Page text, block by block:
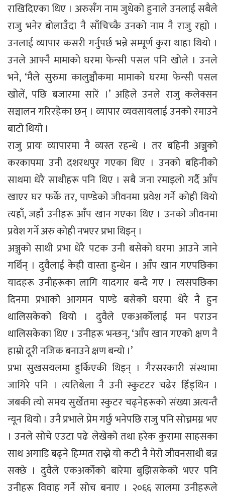
राखिदिएका थिए । अरुसँग नाम जुधेको हुनाले उनलाई सबैले
राजु भनेर बोलाउँदा नै साँचिच्कै उनको नाम नै राजु रह्यो ।
उनलाई व्यापार कसरी गर्नुपर्छ भन्ने सम्पूर्ण कुरा थाहा थियो ।
उनले आफ्नै मामाको घरमा फेन्सी पसल पनि खोले । उनले
भने, ‘मैले सुरुमा कालुञ्चौकमा मामाको घरमा फेन्सी पसल
खोलें, पछि बजारमा सारें ।’ अहिले उनले राजु कलेक्सन
सञ्चालन गरिरहेका छन् । व्यापार व्यवसायलाई उनको रमाउने
बाटो थियो ।
राजु प्रायः व्यापारमा नै व्यस्त रहन्थे । तर बहिनी अञ्जुको
करकापमा उनी दशरथपुर गएका थिए । उनको बहिनीको
साथमा धेरै साथीहरू पनि थिए । सबै जना रमाइलो गर्दै आँप
खाएर घर फर्के तर, पाण्डेको जीवनमा प्रवेश गर्ने कोही थियो
त्यहाँ, जहाँ उनीहरू आँप खान गएका थिए । उनको जीवनमा
प्रवेश गर्ने अरु कोही नभएर प्रभा थिइन् ।
अञ्जुको साथी प्रभा धेरै पटक उनी बसेको घरमा आउने जाने
गर्थिन् । दुवैलाई केही वास्ता हुन्थेन । आँप खान गएपछिका
यादहरू उनीहरूका लागि यादगार बन्दै गए । त्यसपछिका
दिनमा प्रभाको आगमन पाण्डे बसेको घरमा धेरै नै हुन
थालिसकेको थियो । दुवैले एकअर्काेलाई मन पराउन
थालिसकेका थिए । उनीहरू भन्छन्, ‘आँप खान गएको क्षण नै
हाम्रो दूरी नजिक बनाउने क्षण बन्यो ।’
प्रभा सुखसयलमा हुर्किएकी थिइन् । गैरसरकारी संस्थामा
जागिरे पनि । त्यतिबेला नै उनी स्कुटटर चढेर हिँड्थिन ।
जबकी त्यो समय सुर्खेतमा स्कुटर चढ्नेहरूको संख्या अत्यन्तै
न्यून थियो । उनै प्रभाले प्रेम गर्छु भनेपछि राजु पनि सोच्नमग्न भए
। उनले सोचे एउटा पढे लेखेको तथा हरेक कुरामा साहसका
साथ अगाडि बढ्ने हिम्मत राख्ने यो कटी नै मेरो जीवनसाथी बन्न
सक्छे । दुवैले एकअर्काेको बारेमा बुझिसकेको भएर पनि
उनीहरू विवाह गर्ने सोच बनाए । २०६६ सालमा उनीहरूले